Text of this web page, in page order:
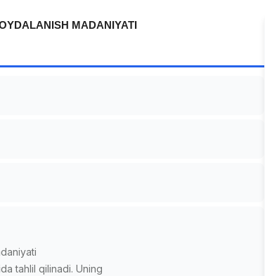
MADANIYATI
tahlil qilinadi. Uning